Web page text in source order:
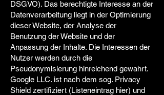
DSGVO). Das berechtigte Interesse an der
Datenverarbeitung liegt in der Optimierung
dieser Website, der Analyse der
Benutzung der Website und der
Anpassung der Inhalte. Die Interessen der
Nutzer werden durch die
Pseudonymisierung hinreichend gewahrt.
Google LLC. ist nach dem sog. Privacy
Shield zertifiziert (Listeneintrag hier) und